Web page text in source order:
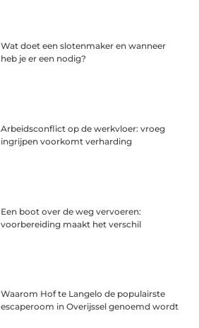
Wat doet een slotenmaker en wanneer
heb je er een nodig?
Arbeidsconflict op de werkvloer: vroeg
ingrijpen voorkomt verharding
Een boot over de weg vervoeren:
voorbereiding maakt het verschil
Waarom Hof te Langelo de populairste
escaperoom in Overijssel genoemd wordt